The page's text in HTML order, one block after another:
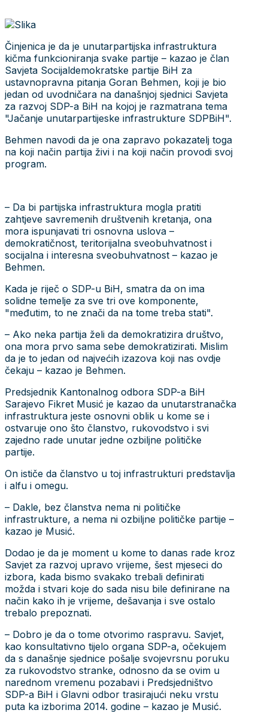
Činjenica je da je unutarpartijska infrastruktura
kičma funkcioniranja svake partije – kazao je član
Savjeta Socijaldemokratske partije BiH za
ustavnopravna pitanja Goran Behmen, koji je bio
jedan od uvodničara na današnjoj sjednici Savjeta
za razvoj SDP-a BiH na kojoj je razmatrana tema
"Jačanje unutarpartijeske infrastrukture SDPBiH".
Behmen navodi da je ona zapravo pokazatelj toga
na koji način partija živi i na koji način provodi svoj
program.
– Da bi partijska infrastruktura mogla pratiti
zahtjeve savremenih društvenih kretanja, ona
mora ispunjavati tri osnovna uslova –
demokratičnost, teritorijalna sveobuhvatnost i
socijalna i interesna sveobuhvatnost – kazao je
Behmen.
Kada je riječ o SDP-u BiH, smatra da on ima
solidne temelje za sve tri ove komponente,
"međutim, to ne znači da na tome treba stati".
– Ako neka partija želi da demokratizira društvo,
ona mora prvo sama sebe demokratizirati. Mislim
da je to jedan od najvećih izazova koji nas ovdje
čekaju – kazao je Behmen.
Predsjednik Kantonalnog odbora SDP-a BiH
Sarajevo Fikret Musić je kazao da unutarstranačka
infrastruktura jeste osnovni oblik u kome se i
ostvaruje ono što članstvo, rukovodstvo i svi
zajedno rade unutar jedne ozbiljne političke
partije.
On ističe da članstvo u toj infrastrukturi predstavlja
i alfu i omegu.
– Dakle, bez članstva nema ni političke
infrastrukture, a nema ni ozbiljne političke partije –
kazao je Musić.
Dodao je da je moment u kome to danas rade kroz
Savjet za razvoj upravo vrijeme, šest mjeseci do
izbora, kada bismo svakako trebali definirati
možda i stvari koje do sada nisu bile definirane na
način kako ih je vrijeme, dešavanja i sve ostalo
trebalo prepoznati.
– Dobro je da o tome otvorimo raspravu. Savjet,
kao konsultativno tijelo organa SDP-a, očekujem
da s današnje sjednice pošalje svojevrsnu poruku
za rukovodstvo stranke, odnosno da se ovim u
narednom vremenu pozabavi i Predsjedništvo
SDP-a BiH i Glavni odbor trasirajući neku vrstu
puta ka izborima 2014. godine – kazao je Musić.